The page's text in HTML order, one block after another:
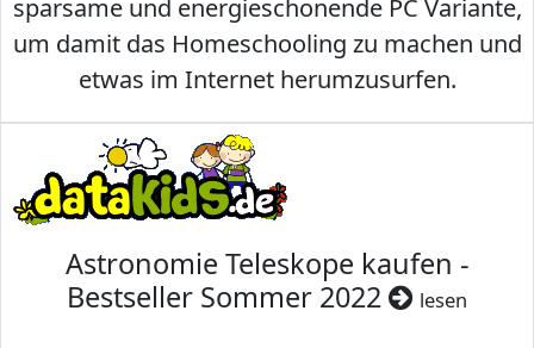
sparsame und energieschonende PC Variante,
um damit das Homeschooling zu machen und
etwas im Internet herumzusurfen.
Astronomie Teleskope kaufen -
Bestseller Sommer 2022
lesen